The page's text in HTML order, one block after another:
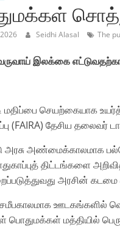
Seidhi Alasal The
இலக்கை
மதிப்பை செயற்கையாக
(FAIRA) தேசிய தலைவர்
அரசு அண்மைக்காலமாக
திட்டங்களை
அரசின்
ஊடகங்களில்
பொதுமக்கள் மத்தியில்